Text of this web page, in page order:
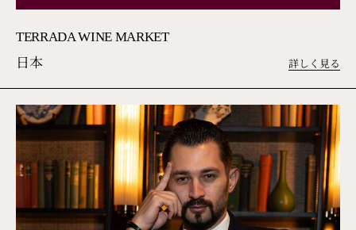
TERRADA WINE MARKET
日本 詳しく見る